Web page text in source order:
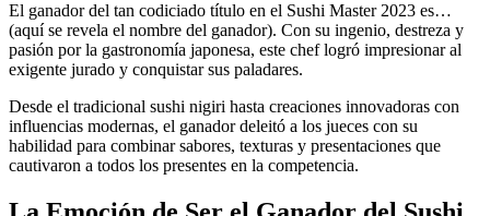
El ganador del tan codiciado título en el Sushi Master 2023 es…
(aquí se revela el nombre del ganador). Con su ingenio, destreza y
pasión por la gastronomía japonesa, este chef logró impresionar al
exigente jurado y conquistar sus paladares.
Desde el tradicional sushi nigiri hasta creaciones innovadoras con
influencias modernas, el ganador deleitó a los jueces con su
habilidad para combinar sabores, texturas y presentaciones que
cautivaron a todos los presentes en la competencia.